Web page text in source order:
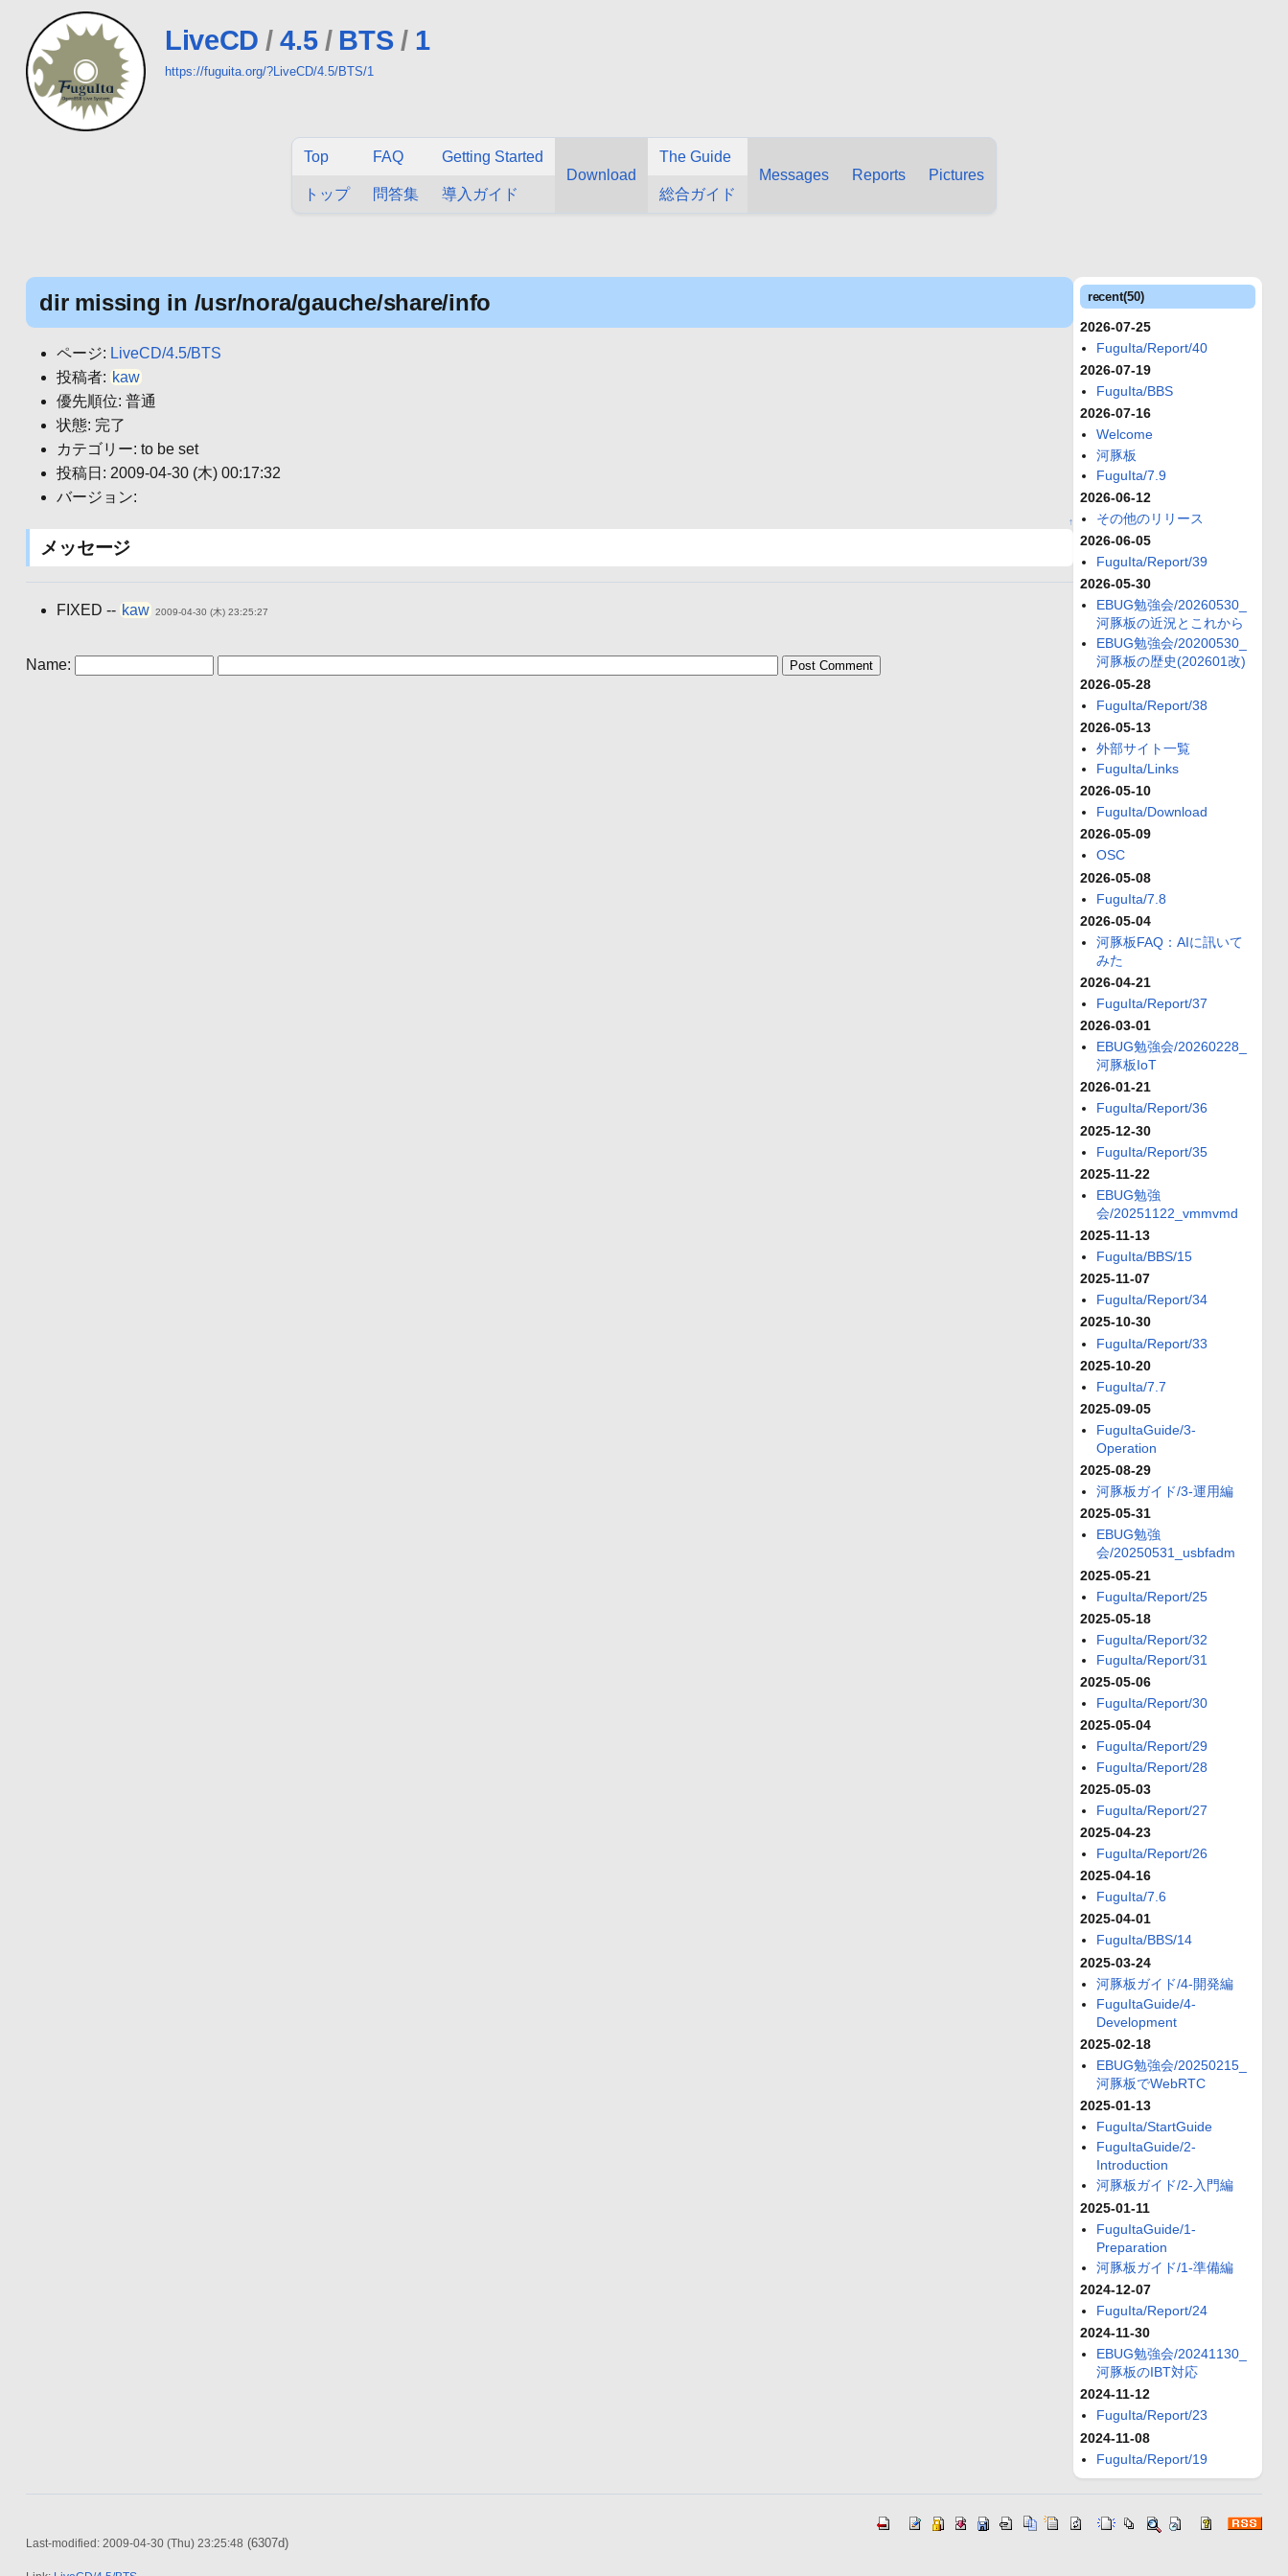
LiveCD / 4.5 / BTS / 1
https://fuguita.org/?LiveCD/4.5/BTS/1
Top FAQ
Getting Started
Download
The Guide
Messages
Reports
Pictures
トップ
問答集 導入ガイド 総合ガイド
dirmissing in /usr/nora/gauche/share/info
ページ: LiveCD/4.5/BTS
投稿者: kaw
優先順位: 普通
状態: 完了
カテゴリー: to be set
投稿日: 2009-04-30 (木) 00:17:32
バージョン:
↑
メッセージ
FIXED -- kaw 2009-04-30 (木) 23:25:27
Name:
recent(50)
2026-07-25
FuguIta/Report/40
2026-07-19
FuguIta/BBS
2026-07-16
Welcome
河豚板
FuguIta/7.9
2026-06-12
その他のリリース
2026-06-05
FuguIta/Report/39
2026-05-30
EBUG勉強会/20260530_
河豚板の近況とこれから
EBUG勉強会/20200530_
河豚板の歴史(202601改)
2026-05-28
FuguIta/Report/38
2026-05-13
外部サイト一覧
FuguIta/Links
2026-05-10
FuguIta/Download
2026-05-09
OSC
2026-05-08
FuguIta/7.8
2026-05-04
河豚板FAQ：AIに訊いて
みた
2026-04-21
FuguIta/Report/37
2026-03-01
EBUG勉強会/20260228_
河豚板IoT
2026-01-21
FuguIta/Report/36
2025-12-30
FuguIta/Report/35
2025-11-22
EBUG勉強
会/20251122_vmmvmd
2025-11-13
FuguIta/BBS/15
2025-11-07
FuguIta/Report/34
2025-10-30
FuguIta/Report/33
2025-10-20
FuguIta/7.7
2025-09-05
FuguItaGuide/3-
Operation
2025-08-29
河豚板ガイド/3-運用編
2025-05-31
EBUG勉強
会/20250531_usbfadm
2025-05-21
FuguIta/Report/25
2025-05-18
FuguIta/Report/32
FuguIta/Report/31
2025-05-06
FuguIta/Report/30
2025-05-04
FuguIta/Report/29
FuguIta/Report/28
2025-05-03
FuguIta/Report/27
2025-04-23
FuguIta/Report/26
2025-04-16
FuguIta/7.6
2025-04-01
FuguIta/BBS/14
2025-03-24
河豚板ガイド/4-開発編
FuguItaGuide/4-
Development
2025-02-18
EBUG勉強会/20250215_
河豚板でWebRTC
2025-01-13
FuguIta/StartGuide
FuguItaGuide/2-
Introduction
河豚板ガイド/2-入門編
2025-01-11
FuguItaGuide/1-
Preparation
河豚板ガイド/1-準備編
2024-12-07
FuguIta/Report/24
2024-11-30
EBUG勉強会/20241130_
河豚板のIBT対応
2024-11-12
FuguIta/Report/23
2024-11-08
FuguIta/Report/19
Last-modified: 2009-04-30 (Thu) 23:25:48 (6307d)